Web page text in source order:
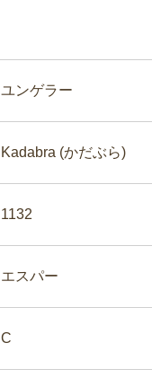
ユンゲラー
Kadabra (かだぶら)
1132
エスパー
C